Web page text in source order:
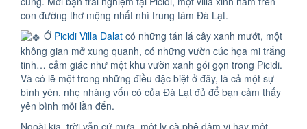
con đường thơ mộng nhất nhì trung tâm Đà Lạt.
Ở Picidi Villa Dalat có những tán lá cây xanh mướt, một
không gian mở xung quanh, có những vườn cúc họa mi trắng
tinh… cảm giác như một khu vườn xanh gói gọn trong Picidi.
Và có lẽ một trong những điều đặc biệt ở đây, là cả một sự
bình yên, nhẹ nhàng vốn có của Đà Lạt đủ để bạn cảm thấy
yên bình mỗi lần đến.